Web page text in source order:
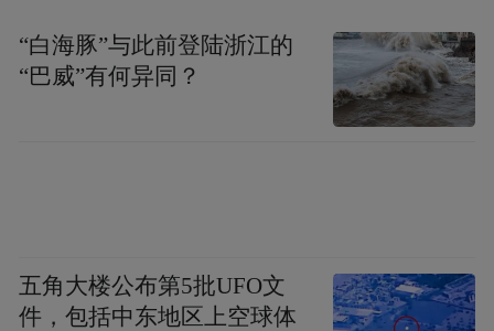
一嗨租车、平安好车主等应用均已上架。就
拿鸿蒙原生版滴滴出行来说，目前已具备打
车、顺风车、代驾、拼车、骑行等众多功
卡赢车费”优惠活动，参与活动即有机会赢得
打车费用减免优惠。鸿蒙原生版嘀嗒出行、
“白海豚”与此前登陆浙江的
“巴威”有何异同？
五角大楼公布第5批UFO文
件，包括中东地区上空球体